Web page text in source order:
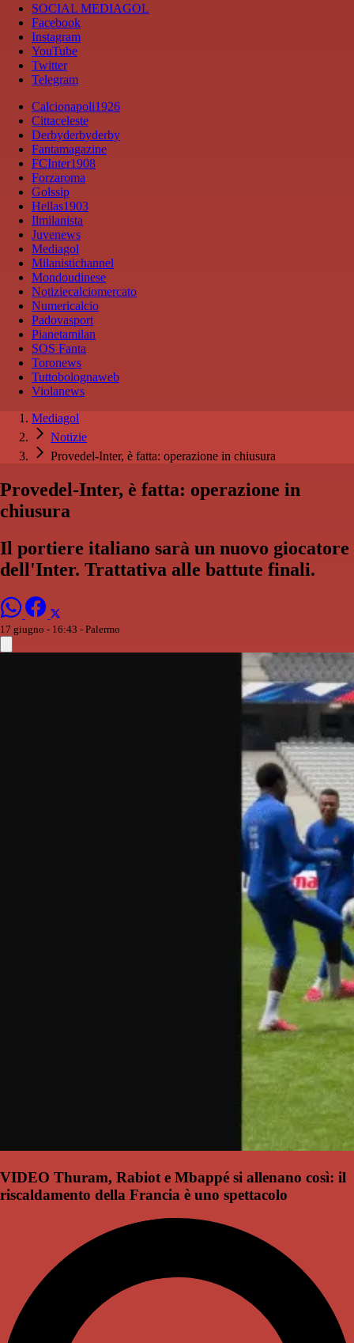
SOCIAL MEDIAGOL
Facebook
Instagram
YouTube
Twitter
Telegram
Calcionapoli1926
Cittaceleste
Derbyderbyderby
Fantamagazine
FCInter1908
Forzaroma
Golssip
Hellas1903
Ilmilanista
Juvenews
Mediagol
Milanistichannel
Mondoudinese
Notiziecalciomercato
Numericalcio
Padovasport
Pianetamilan
SOS Fanta
Toronews
Tuttobolognaweb
Violanews
Mediagol
Notizie
Provedel-Inter, è fatta: operazione in chiusura
Provedel-Inter, è fatta: operazione in
chiusura
Il portiere italiano sarà un nuovo giocatore
dell'Inter. Trattativa alle battute finali.
17 giugno - 16:43 - Palermo
VIDEO Thuram, Rabiot e Mbappé si allenano così: il
riscaldamento della Francia è uno spettacolo